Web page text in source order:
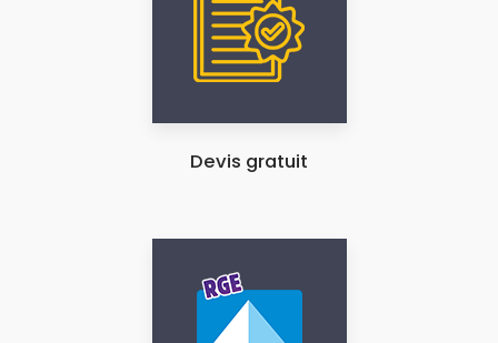
Devis gratuit